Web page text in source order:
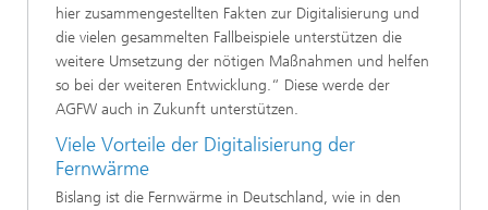
hier zusammengestellten Fakten zur Digitalisierung und
die vielen gesammelten Fallbeispiele unterstützen die
weitere Umsetzung der nötigen Maßnahmen und helfen
so bei der weiteren Entwicklung.“ Diese werde der
AGFW auch in Zukunft unterstützen.
Viele Vorteile der Digitalisierung der
Fernwärme
Bislang ist die Fernwärme in Deutschland, wie in den